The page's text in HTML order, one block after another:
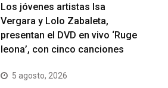
Los jóvenes artistas Isa
Vergara y Lolo Zabaleta,
presentan el DVD en vivo ‘Ruge
leona’, con cinco canciones
5 agosto, 2026